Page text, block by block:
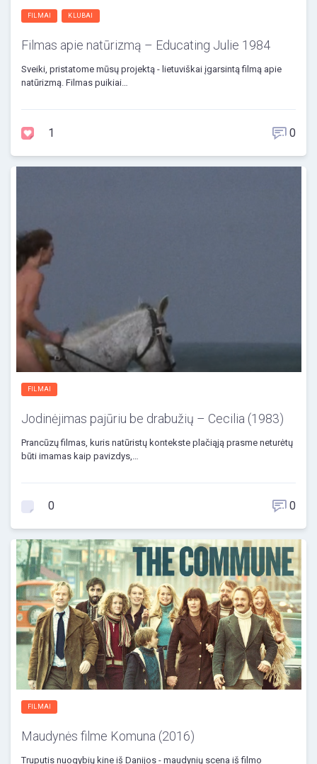
FILMAI KLUBAI
Filmas apie natūrizmą – Educating Julie 1984
Sveiki, pristatome mūsų projektą - lietuviškai įgarsintą filmą apie
natūrizmą. Filmas puikiai…
1 0
FILMAI
Jodinėjimas pajūriu be drabužių – Cecilia (1983)
Prancūzų filmas, kuris natūristų kontekste plačiąją prasme neturėtų
būti imamas kaip pavizdys,…
0 0
FILMAI
Maudynės filme Komuna (2016)
Truputis nuogybių kine iš Danijos - maudynių scena iš filmo